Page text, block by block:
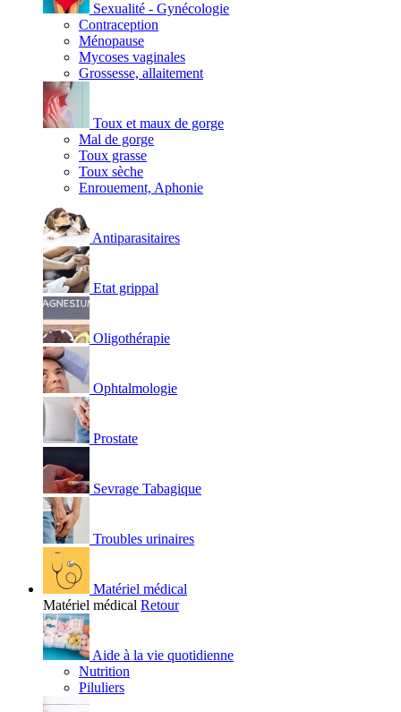
Sexualité - Gynécologie
Contraception
Ménopause
Mycoses vaginales
Grossesse, allaitement
Toux et maux de gorge
Mal de gorge
Toux grasse
Toux sèche
Enrouement, Aphonie
Antiparasitaires
Etat grippal
Oligothérapie
Ophtalmologie
Prostate
Sevrage Tabagique
Troubles urinaires
Matériel médical
Matériel médical Retour
Aide à la vie quotidienne
Nutrition
Piluliers